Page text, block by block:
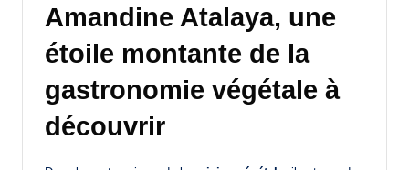
Amandine Atalaya, une
étoile montante de la
gastronomie végétale à
découvrir